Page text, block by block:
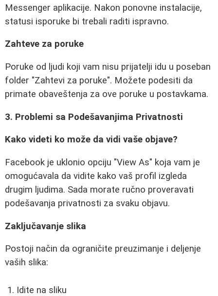
Messenger aplikacije. Nakon ponovne instalacije,
statusi isporuke bi trebali raditi ispravno.
Zahteve za poruke
Poruke od ljudi koji vam nisu prijatelji idu u poseban
folder "Zahtevi za poruke". Možete podesiti da
primate obaveštenja za ove poruke u postavkama.
3. Problemi sa Podešavanjima Privatnosti
Kako videti ko može da vidi vaše objave?
Facebook je uklonio opciju "View As" koja vam je
omogućavala da vidite kako vaš profil izgleda
drugim ljudima. Sada morate ručno proveravati
podešavanja privatnosti za svaku objavu.
Zaključavanje slika
Postoji način da ograničite preuzimanje i deljenje
vaših slika:
Idite na sliku